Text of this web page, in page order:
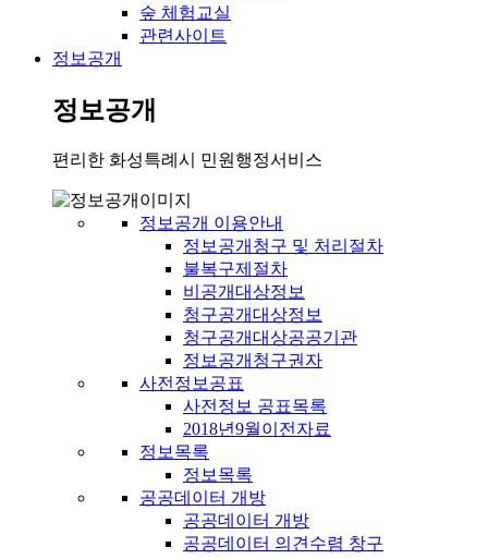
숲 체험교실
관련사이트
정보공개
정보공개
편리한 화성특례시 민원행정서비스
정보공개 이용안내
정보공개청구 및 처리절차
불복구제절차
비공개대상정보
청구공개대상정보
청구공개대상공공기관
정보공개청구권자
사전정보공표
사전정보 공표목록
2018년9월이전자료
정보목록
정보목록
공공데이터 개방
공공데이터 개방
공공데이터 의견수렴 창구